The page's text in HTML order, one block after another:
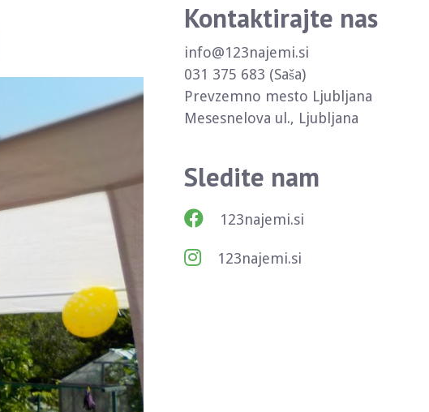
Kontaktirajte nas
info@123najemi.si
031 375 683 (Saša)
Prevzemno mesto Ljubljana
Mesesnelova ul., Ljubljana
Sledite nam
123najemi.si
123najemi.si